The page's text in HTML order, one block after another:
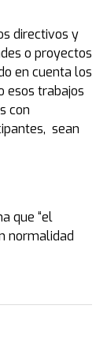
directivos y
o proyectos
en cuenta los
esos trabajos
con
sean
que “el
normalidad